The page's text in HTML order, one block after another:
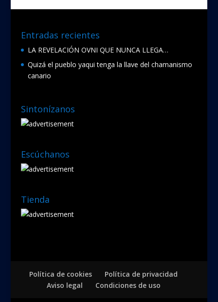
Entradas recientes
LA REVELACIÓN OVNI QUE NUNCA LLEGA…
Quizá el pueblo yaqui tenga la llave del chamanismo
canario
Sintonízanos
Escúchanos
Tienda
Política de cookies
Política de privacidad
Aviso legal
Condiciones de uso